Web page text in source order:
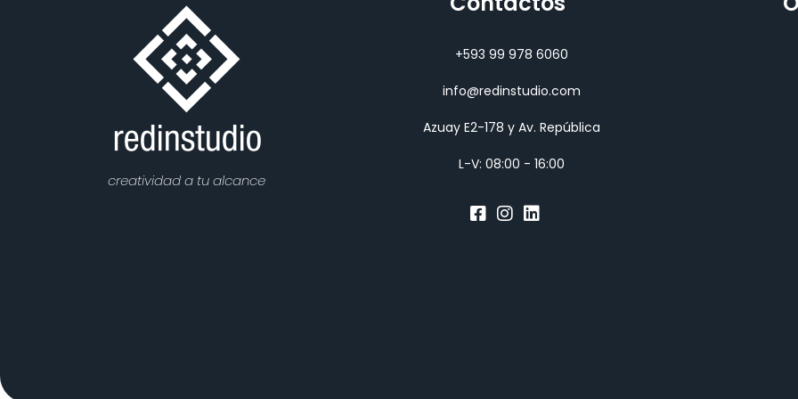
creatividad a tu alcance
+593 99 978 6060
info@redinstudio.com
Azuay E2-178 y Av. República
L-V: 08:00 - 16:00